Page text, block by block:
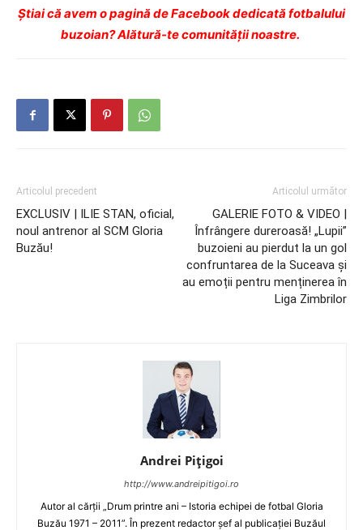
Ştiai că avem o pagină de Facebook dedicată fotbalului
buzoian? Alătură-te comunității noastre.
Articolul precedent
EXCLUSIV | ILIE STAN, oficial,
noul antrenor al SCM Gloria
Buzău!
Articolul următor
GALERIE FOTO & VIDEO |
Înfrângere dureroasă! „Lupii”
buzoieni au pierdut la un gol
confruntarea de la Suceava și
au emoții pentru menținerea în
Liga Zimbrilor
Andrei Pițigoi
http://www.andreipitigoi.ro
Autor al cărţii „Drum printre ani – Istoria echipei de fotbal Gloria
Buzău 1971 – 2011”. În prezent redactor şef al publicaţiei Buzăul